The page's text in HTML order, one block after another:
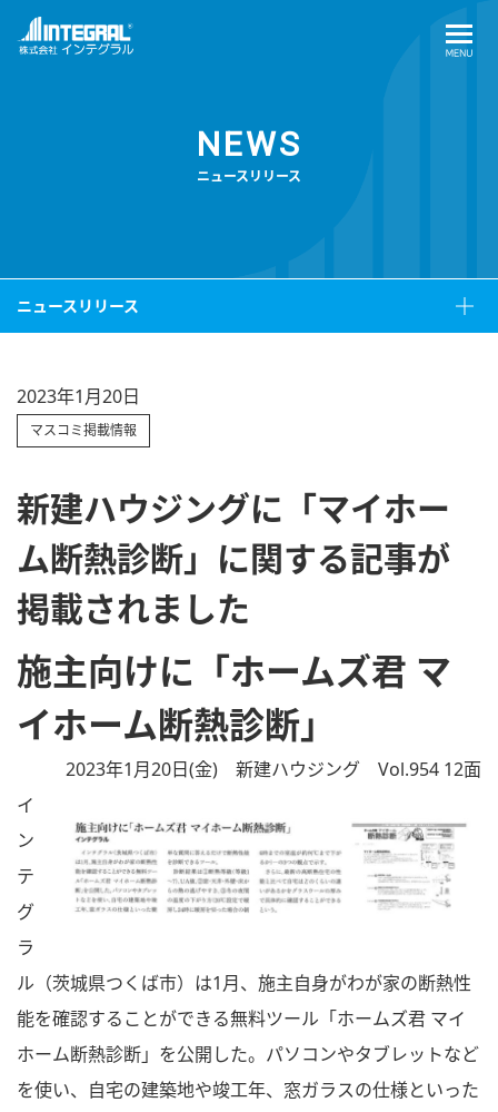
NEWS
ニュースリリース
ニュースリリース
2023年1月20日
マスコミ掲載情報
新建ハウジングに「マイホー
ム断熱診断」に関する記事が
掲載されました
施主向けに「ホームズ君 マ
イホーム断熱診断」
2023年1月20日(金) 新建ハウジング Vol.954 12面
イ
ン
テ
グ
ラ
ル（茨城県つくば市）は1月、施主自身がわが家の断熱性
能を確認することができる無料ツール「ホームズ君 マイ
ホーム断熱診断」を公開した。パソコンやタブレットなど
を使い、自宅の建築地や竣工年、窓ガラスの仕様といった